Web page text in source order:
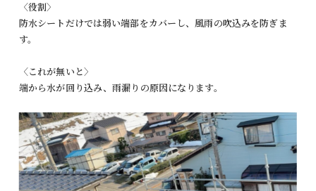
〈役割〉
防水シートだけでは弱い端部をカバーし、風雨の吹込みを防ぎま
す。
〈これが無いと〉
端から水が回り込み、雨漏りの原因になります。